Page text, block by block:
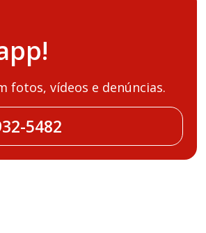
fotos, vídeos e denúncias.
5482